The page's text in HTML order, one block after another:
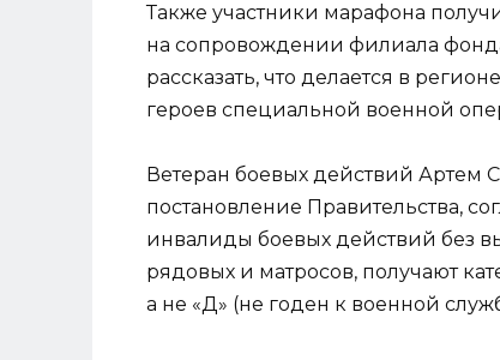
Также участники марафона
на сопровождении филиала
рассказать, что делается в
героев специальной военной
Ветеран боевых действий Артем
постановление Правительства,
инвалиды боевых действий без
рядовых и матросов, получают
а не «Д» (не годен к военной